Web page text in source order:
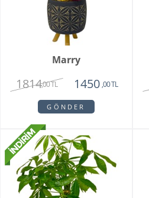
Marry
1814,00 TL 1450 ,00 TL
GÖNDER